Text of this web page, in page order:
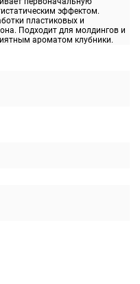
эффектом.
пластиковых и
Подходит для молдингов и
ароматом клубники.